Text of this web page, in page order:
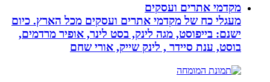
מקדמי אתרים ועסקים
מעגלי כח של מקדמי אתרים ועסקים מכל הארץ. כיום
ישנם: בייפוסט, מגה לינק, בסט לינר, אופיר מרדמים,
בוסט, ענת סיידר , לינק שייק, אורי שחם